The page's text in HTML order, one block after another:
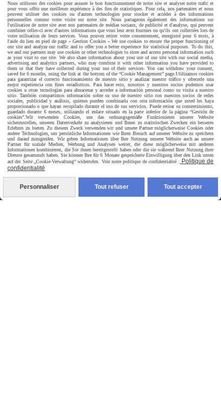
Livraison rapide
Nous utilisons des cookies pour assurer le bon fonctionnement de notre site et analyser notre trafic et
pour vous offrir une meilleure expérience à des fins de statistiques. Pour cela, nos partenaires et nous
peuvent utiliser des cookies ou d'autres technologies pour stocker et accéder à des informations
personnelles comme votre visite sur notre site. Nous partageons également des informations sur
l'utilisation de notre site avec nos partenaires de médias sociaux, de publicité et d'analyse, qui peuvent
combiner celles-ci avec d'autres informations que vous leur avez fournies ou qu'ils ont collectées lors de
votre utilisation de leurs services. Vous pouvez retirer votre consentement, enregistré pour 6 mois, à
l'aide du lien en pied de page « Gestion Cookies ». We use cookies to ensure the proper functioning of
our site and analyze our traffic and to offer you a better experience for statistical purposes. To do this,
we and our partners may use cookies or other technologies to store and access personal information such
as your visit to our site. We also share information about your use of our site with our social media,
advertising and analytics partners, who may combine it with other information you have provided to
them or that they have collected during your use of their services. You can withdraw your consent,
saved for 6 months, using the link at the bottom of the “Cookie Management” page. Utilizamos cookies
para garantizar el correcto funcionamiento de nuestro sitio y analizar nuestro tráfico y ofrecerle una
mejor experiencia con fines estadísticos. Para hacer esto, nosotros y nuestros socios podemos usar
cookies u otras tecnologías para almacenar y acceder a información personal como su visita a nuestro
sitio. También compartimos información sobre su uso de nuestro sitio con nuestros socios de redes
sociales, publicidad y análisis, quienes pueden combinarla con otra información que usted les haya
proporcionado o que hayan recopilado durante el uso de sus servicios. Puede retirar su consentimiento,
guardado durante 6 meses, utilizando el enlace situado en la parte inferior de la página “Gestión de
cookies”. Wir verwenden Cookies, um das ordnungsgemäße Funktionieren unserer Website
sicherzustellen, unseren Datenverkehr zu analysieren und Ihnen zu statistischen Zwecken ein besseres
Erlebnis zu bieten. Zu diesem Zweck verwenden wir und unsere Partner möglicherweise Cookies oder
andere Technologien, um persönliche Informationen wie Ihren Besuch auf unserer Website zu speichern
und darauf zuzugreifen. Wir geben Informationen über Ihre Nutzung unserer Website auch an unsere
Partner für soziale Medien, Werbung und Analysen weiter, die diese möglicherweise mit anderen
Informationen kombinieren, die Sie ihnen bereitgestellt haben oder die sie während Ihrer Nutzung ihrer
Dienste gesammelt haben. Sie können Ihre für 6 Monate gespeicherte Einwilligung über den Link unten
auf der Seite „Cookie-Verwaltung“ widerrufen. Voir notre politique de confidentialité :
Politique de
confidentialité
Personnaliser Tout refuser Tout accepter